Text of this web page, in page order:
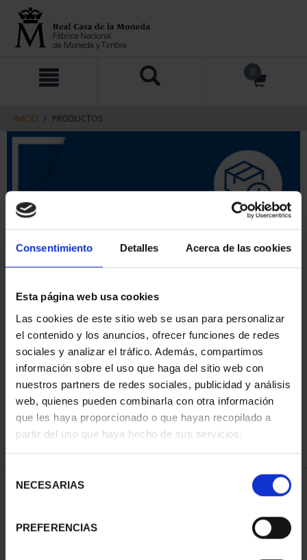
Consentimiento Detalles Acerca de las cookies
Esta página web usa cookies
Las cookies de este sitio web se usan para personalizar
el contenido y los anuncios, ofrecer funciones de redes
sociales y analizar el tráfico. Además, compartimos
información sobre el uso que haga del sitio web con
nuestros partners de redes sociales, publicidad y análisis
web, quienes pueden combinarla con otra información
que les haya proporcionado o que hayan recopilado a
partir del uso que haya hecho de sus servicios.
NECESARIAS
PREFERENCIAS
contenido
navegacin
0
INICIO PRODUCTOS
ORDENAR POR:
REFINAR
1 Productos encontrados